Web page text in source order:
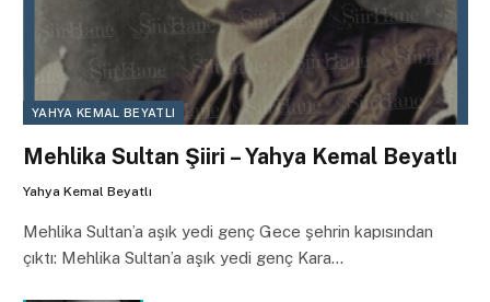
YAHYA KEMAL BEYATLI
Mehlika Sultan Şiiri – Yahya Kemal Beyatlı
Yahya Kemal Beyatlı
Mehlika Sultan’a aşık yedi genç Gece şehrin kapısından
çıktı: Mehlika Sultan’a aşık yedi genç Kara…